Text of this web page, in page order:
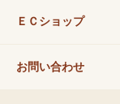
ＥＣショップ
お問い合わせ